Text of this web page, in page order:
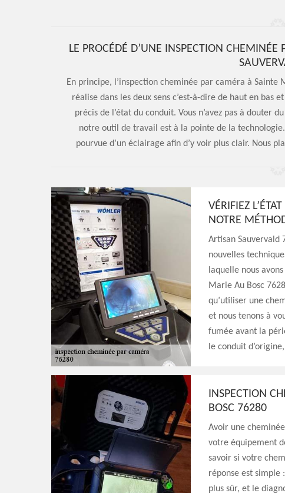
LE PROCÉDÉ D’UNE INSPECTION CHEMINÉE
En principe, l’inspection cheminée par caméra à Sainte
réalise dans les deux sens c’est-à-dire de haut en bas
précis de l’état du conduit. Vous n’avez pas à
notre outil de travail est à la pointe de la
pourvue d’un éclairage afin d’y voir plus clair. Nous
VÉRIFIEZ
NOTRE
Artisan Sauvervald
nouvelles
laquelle nous
Marie Au Bosc
qu’utiliser une
et nous tenons à
fumée avant la
le conduit
INSPECTION
BOSC 76280
Avoir une
votre équipement
savoir si votre
réponse est simple
plus sûr, et le